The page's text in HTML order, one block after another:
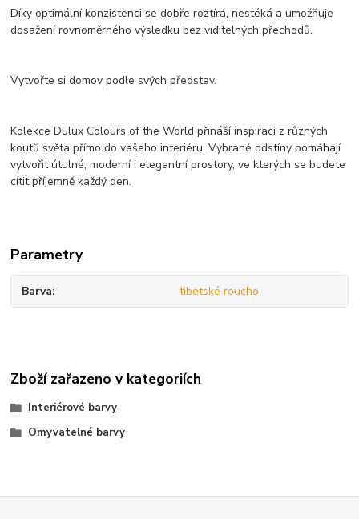
Díky optimální konzistenci se dobře roztírá, nestéká a umožňuje
dosažení rovnoměrného výsledku bez viditelných přechodů.
Vytvořte si domov podle svých představ.
Kolekce Dulux Colours of the World přináší inspiraci z různých
koutů světa přímo do vašeho interiéru. Vybrané odstíny pomáhají
vytvořit útulné, moderní i elegantní prostory, ve kterých se budete
cítit příjemně každý den.
Parametry
Barva tibetské roucho
Zboží zařazeno v kategoriích
Interiérové barvy
Omyvatelné barvy